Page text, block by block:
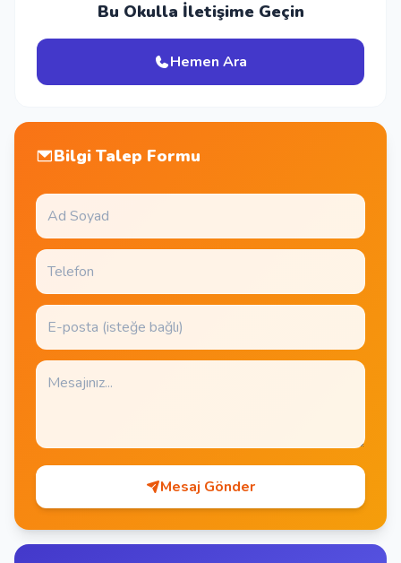
Bu Okulla İletişime Geçin
Hemen Ara
Bilgi Talep Formu
Mesaj Gönder